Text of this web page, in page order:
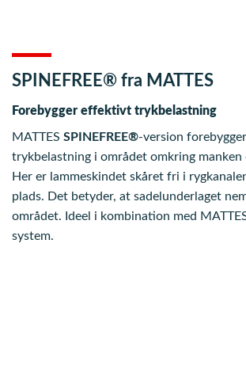
SPINEFREE® fra MATTES
Forebygger effektivt trykbelastning
MATTES SPINEFREE®-version
trykbelastning i området omkring manken
Her er lammeskindet skåret fri i
plads. Det betyder, at sadelunderlaget
området. Ideel i kombination med
system.